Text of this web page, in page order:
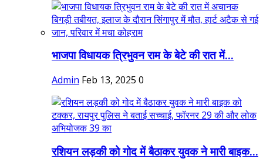
भाजपा विधायक त्रिभुवन राम के बेटे की रात में...
Admin Feb 13, 2025 0
रशियन लड़की को गोद में बैठाकर युवक ने मारी बाइक...